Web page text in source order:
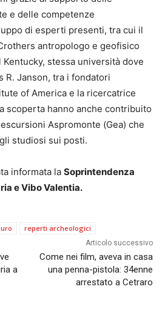
e delle competenze
di esperti presenti, tra cui il
antropologo e geofisico
Kentucky, stessa università dove
R. Janson, tra i fondatori
of America e la ricercatrice
scoperta hanno anche contribuito
Aspromonte (Gea) che
studiosi sui posti.
informata la Soprintendenza
e Vibo Valentia.
reperti archeologici
a
Articolo successivo
Come nei film, aveva in casa
una penna-pistola: 34enne
arrestato a Cetraro